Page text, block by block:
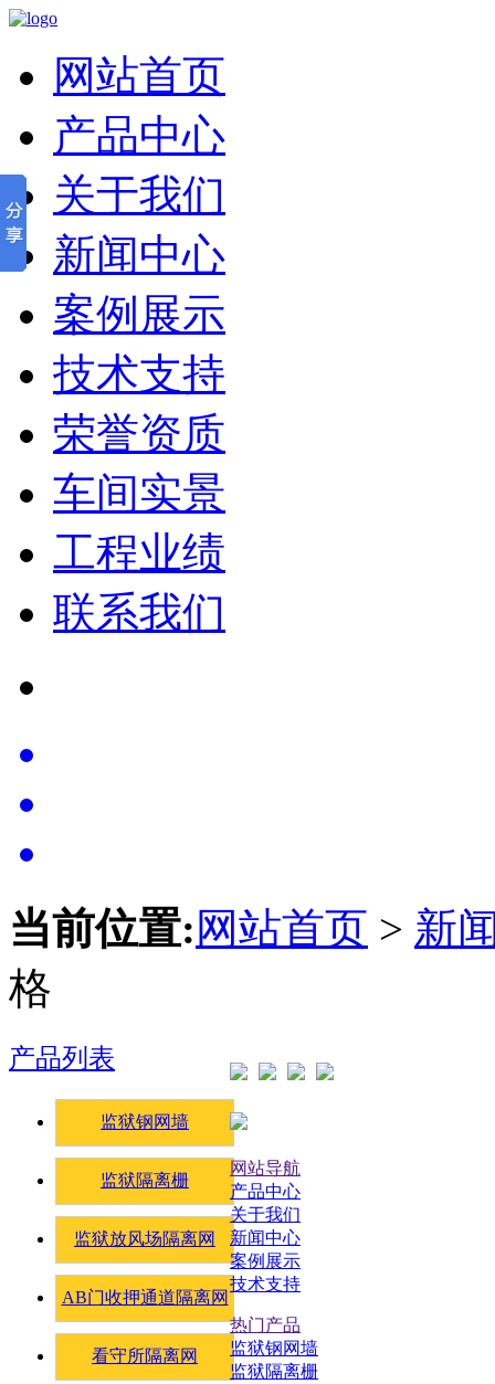
网站首页
产品中心
关于我们
新闻中心
案例展示
技术支持
荣誉资质
车间实景
工程业绩
联系我们
当前位置: 网站首页 > 新
格
产品列表
监狱钢网墙
监狱隔离栅
监狱放风场隔离网
AB门收押通道隔离网
看守所隔离网
网站导航
产品中心
关于我们
新闻中心
案例展示
技术支持
热门产品
监狱钢网墙
监狱隔离栅